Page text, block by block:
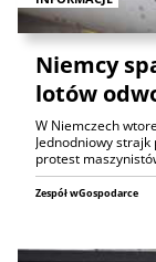
Niemcy
lotów
W Niemczech
Jednodniowy
protest
Zespół wGospodarce